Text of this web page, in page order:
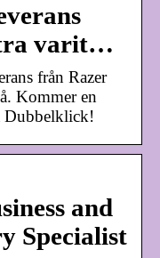
varit…
från Razer
Kommer en
Dubbelklick!
and
Specialist